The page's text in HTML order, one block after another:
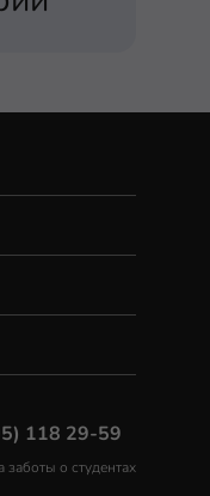
118 29-59
заботы о студентах